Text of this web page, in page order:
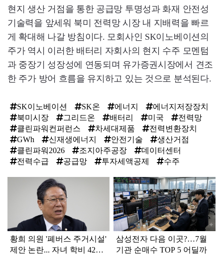
현지 생산 거점을 통한 공급망 투명성과 화재 안전성
기술력을 앞세워 북미 전력망 시장 내 지배력을 빠르
게 확대해 나갈 방침이다. 모회사인 SK이노베이션의
주가 역시 이러한 배터리 자회사의 현지 수주 모멘텀
과 중장기 성장성에 연동되며 유가증권시장에서 견조
한 주가 방어 흐름을 유지하고 있는 것으로 분석된다.
SK이노베이션 SK온 에너지
에너지저장장치
북미시장
그리드온 배터리 미국
전력망
클린파워컨퍼런스
차세대제품
전력변환장치
GWh
신재생에너지 안전기술
생산거점
클린파워2026
조지아주공장
데이터센터
전력수급
공급망 투자세액공제 수주
황희 의원 '폐버스 주거시설'
제안 논란... 자녀 학비 4200
삼성전자 다음 이곳?…7월
기관 순매수 TOP 5 어딜까